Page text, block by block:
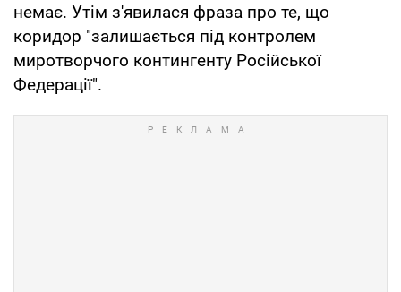
немає. Утім з'явилася фраза про те, що
коридор "залишається під контролем
миротворчого контингенту Російської
Федерації".